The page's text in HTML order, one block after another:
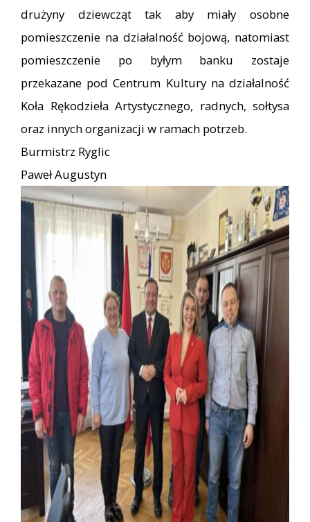
drużyny dziewcząt tak aby miały osobne
pomieszczenie na działalność bojową, natomiast
pomieszczenie po byłym banku zostaje
przekazane pod Centrum Kultury na działalność
Koła Rękodzieła Artystycznego, radnych, sołtysa
oraz innych organizacji w ramach potrzeb.
Burmistrz Ryglic
Paweł Augustyn